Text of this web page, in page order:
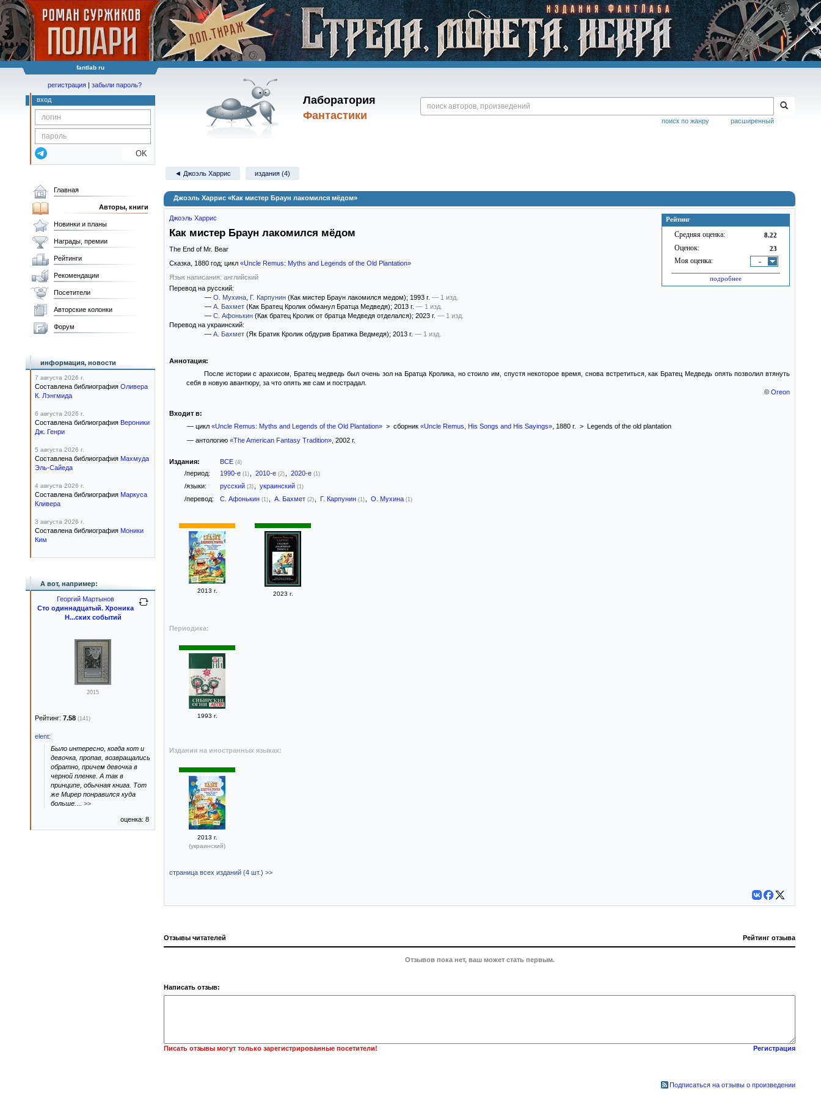
fantlab ru
Лаборатория
Фантастики
расширенный
поиск по жанру
регистрация | забыли пароль?
вход
OK
◄ Джоэль Харрис издания (4)
Джоэль Харрис «Как мистер Браун лакомился мёдом»
Рейтинг
Средняя оценка: 8.22
Оценок: 23
Моя оценка: -
подробнее
Джоэль Харрис
Как мистер Браун лакомился мёдом
The End of Mr. Bear
Сказка, 1880 год; цикл «Uncle Remus: Myths and Legends of the Old Plantation»
Язык написания: английский
Перевод на русский:
— О. Мухина Г. Карпунин (Как мистер Браун лакомился медом); 1993 г. — 1 изд.
— А. Бахмет (Как Братец Кролик обманул Братца Медведя); 2013 г. — 1 изд.
— С. Афонькин (Как братец Кролик от братца Медведя отделался); 2023 г. — 1 изд.
Перевод на украинский:
— А. Бахмет (Як Братик Кролик обдурив Братика Ведмедя); 2013 г. — 1 изд.
Аннотация:
После истории с арахисом, Братец медведь был очень зол на Братца Кролика, но стоило им, спустя некоторое время, снова встретиться, как Братец Медведь опять позволил втянуть
себя в новую авантюру, за что опять же сам и пострадал.
© Oreon
Входит в:
— цикл «Uncle Remus: Myths and Legends of the Old Plantation»> сборник «Uncle Remus, His Songs and His Sayings», 1880 г. > Legends of the old plantation
— антологию «The American Fantasy Tradition», 2002 г.
Издания: ВСЕ (4)
/период: 1990-е (1) 2010-е (2) 2020-е (1)
/языки: русский (3) украинский (1)
/перевод: С. Афонькин (1) А. Бахмет (2) Г. Карпунин (1) О. Мухина (1)
2013 г. 2023 г.
Периодика:
1993 г.
Издания на иностранных языках:
2013 г.
(украинский)
страница всех изданий (4 шт.) >>
Отзывы читателей Рейтинг отзыва
Отзывов пока нет, ваш может стать первым.
Написать отзыв:
Писать отзывы могут только зарегистрированные посетители! Регистрация
Подписаться на отзывы о произведении
Главная
Авторы, книги
Новинки и планы
Награды, премии
Рейтинги
Рекомендации
Посетители
Авторские колонки
Форум
информация, новости
7 августа 2026 г.
Составлена библиография Оливера
К. Лэнгмида
6 августа 2026 г.
Составлена библиография Вероники
Дж. Генри
5 августа 2026 г.
Составлена библиография Махмуда
Эль-Сайеда
4 августа 2026 г.
Составлена библиография Маркуса
Кливера
3 августа 2026 г.
Составлена библиография Моники
Ким
А вот, например:
Георгий Мартынов
Сто одиннадцатый. Хроника
Н...ских событий
2015
Рейтинг: 7.58 (141)
elent:
Было интересно, когда кот и
девочка, пропав, возвращались
обратно, причем девочка в
черной пленке. А так в
принципе, обычная книга. Тот
же Мирер понравился куда
больше.
>>
оценка: 8